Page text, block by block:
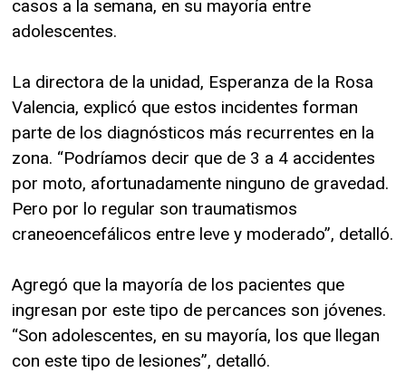
casos a la semana, en su mayoría entre
adolescentes.
La directora de la unidad, Esperanza de la Rosa
Valencia, explicó que estos incidentes forman
parte de los diagnósticos más recurrentes en la
zona. “Podríamos decir que de 3 a 4 accidentes
por moto, afortunadamente ninguno de gravedad.
Pero por lo regular son traumatismos
craneoencefálicos entre leve y moderado”, detalló.
Agregó que la mayoría de los pacientes que
ingresan por este tipo de percances son jóvenes.
“Son adolescentes, en su mayoría, los que llegan
con este tipo de lesiones”, detalló.